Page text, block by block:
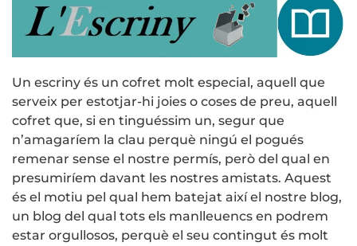
Un escriny és un cofret molt especial, aquell que
serveix per estotjar-hi joies o coses de preu, aquell
cofret que, si en tinguéssim un, segur que
n’amagaríem la clau perquè ningú el pogués
remenar sense el nostre permís, però del qual en
presumiríem davant les nostres amistats. Aquest
és el motiu pel qual hem batejat així el nostre blog,
un blog del qual tots els manlleuencs en podrem
estar orgullosos, perquè el seu contingut és molt